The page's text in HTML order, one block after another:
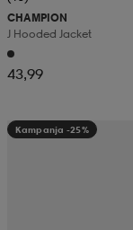
CHAMPION
J Hooded Jacket
43,99
Kampanja -25%